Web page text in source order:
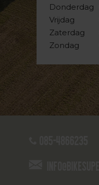
Donderdag
Vrijdag
Zaterdag
Zondag